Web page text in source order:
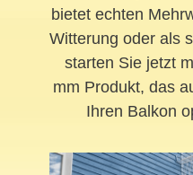
bietet echten
Witterung oder als
starten Sie jetzt
mm Produkt, das
Ihren Balkon